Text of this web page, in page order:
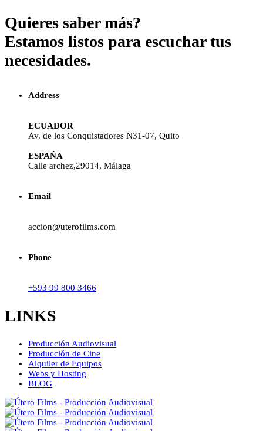
Quieres saber más?
Estamos listos para escuchar tus
necesidades.
Address
ECUADOR
Av. de los Conquistadores N31-07, Quito
ESPAÑA
Calle archez,29014, Málaga
Email
accion@uterofilms.com
Phone
+593 99 800 3466
LINKS
Producción Audiovisual
Producción de Cine
Alquiler de Equipos
Webs y Hosting
BLOG